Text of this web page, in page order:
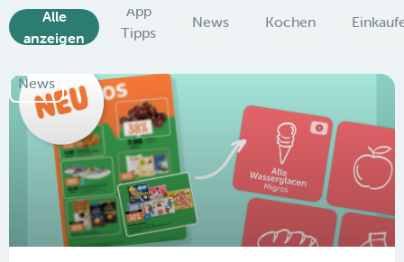
Alle
anzeigen
App
Tipps
News Kochen
News